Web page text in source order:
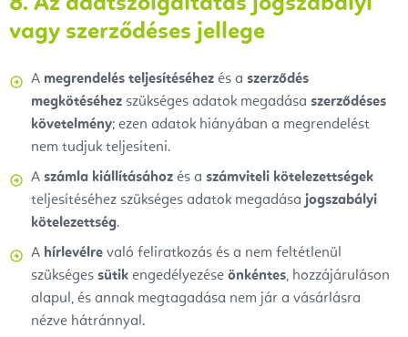
vagy szerződéses jellege
A megrendelés teljesítéséhez és a szerződés
megkötéséhez szükséges adatok megadása szerződéses
követelmény; ezen adatok hiányában a megrendelést
nem tudjuk teljesíteni.
A számla kiállításához és a számviteli kötelezettségek
teljesítéséhez szükséges adatok megadása jogszabályi
kötelezettség.
A hírlevélre való feliratkozás és a nem feltétlenül
szükséges sütik engedélyezése önkéntes, hozzájáruláson
alapul, és annak megtagadása nem jár a vásárlásra
nézve hátránnyal.